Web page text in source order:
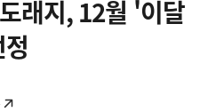
래지, 12월 '이달